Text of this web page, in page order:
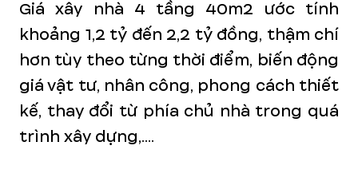
Giá xây nhà 4 tầng 40m2 ước tính
khoảng 1,2 tỷ đến 2,2 tỷ đồng, thậm chí
hơn tùy theo từng thời điểm, biến động
giá vật tư, nhân công, phong cách thiết
kế, thay đổi từ phía chủ nhà trong quá
trình xây dựng,....